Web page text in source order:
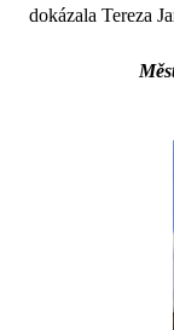
dokázala Tereza